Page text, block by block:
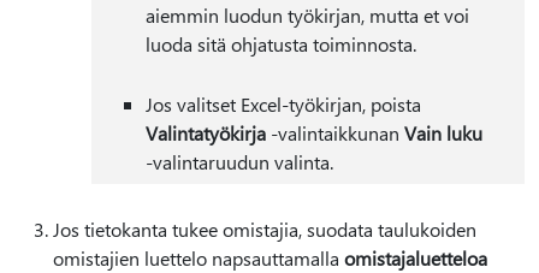
aiemmin luodun työkirjan, mutta et voi
luoda sitä ohjatusta toiminnosta.
Jos valitset Excel-työkirjan, poista
Valintatyökirja-valintaikkunan Vain luku
-valintaruudun valinta.
Jos tietokanta tukee omistajia, suodata taulukoiden
omistajien luettelo napsauttamalla omistajaluetteloa